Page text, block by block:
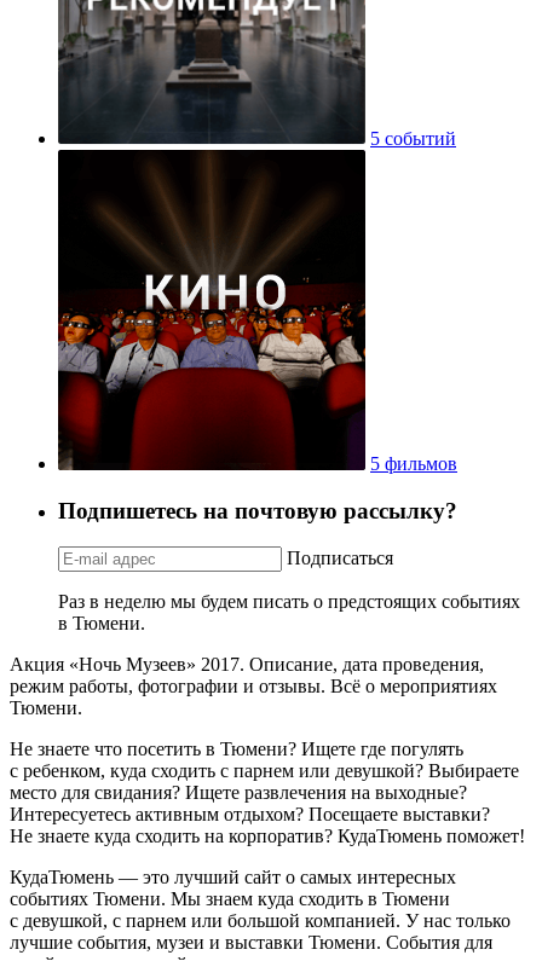
5 событий
5 фильмов
Подпишетесь на почтовую рассылку?
Подписаться
Раз в неделю мы будем писать о предстоящих событиях
в Тюмени.
Акция «Ночь Музеев» 2017. Описание, дата проведения,
режим работы, фотографии и отзывы. Всё о мероприятиях
Тюмени.
Не знаете что посетить в Тюмени? Ищете где погулять
с ребенком, куда сходить с парнем или девушкой? Выбираете
место для свидания? Ищете развлечения на выходные?
Интересуетесь активным отдыхом? Посещаете выставки?
Не знаете куда сходить на корпоратив? КудаТюмень поможет!
КудаТюмень — это лучший сайт о самых интересных
событиях Тюмени. Мы знаем куда сходить в Тюмени
с девушкой, с парнем или большой компанией. У нас только
лучшие события, музеи и выставки Тюмени. События для